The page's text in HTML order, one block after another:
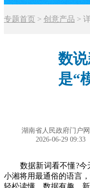
专题首页 > 创意产品 >
数
是“
湖南省人民政府门户
2026-06-29 09:33
数据新词看不懂?今
小湘将用最通俗的语言
轻松读懂。数据有趣，